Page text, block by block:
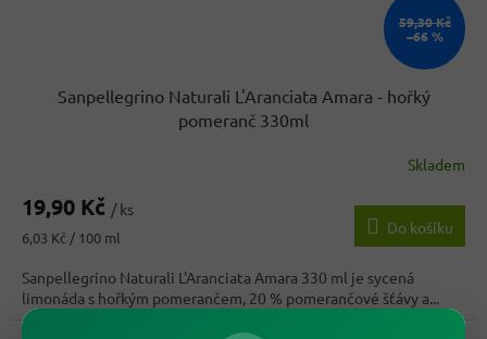
59,30 Kč
–66 %
Sanpellegrino Naturali L'Aranciata Amara - hořký
pomeranč 330ml
Skladem
19,90 Kč / ks
Měrná
6,03 Kč / 100 ml
Do košíku
Sanpellegrino Naturali L'Aranciata Amara 330 ml je sycená
limonáda s hořkým pomerančem, 20 % pomerančové šťávy a...